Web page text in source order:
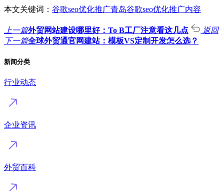
本文关键词： 谷歌seo优化推广青岛谷歌seo优化推广内容
上一篇外贸网站建设哪里好：To B工厂注意看这几点
返回
下一篇全球外贸通官网建站：模板VS定制开发怎么选？
新闻分类
行业动态
企业资讯
外贸百科